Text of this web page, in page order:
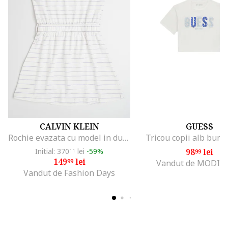
CALVIN KLEIN
Rochie evazata cu model in dungi, Alb fildes/Lila
Initial: 37011 lei -59%
14999lei
Vandut de Fashion Days
GUESS
Tricou copii alb
9899lei
Vandut de